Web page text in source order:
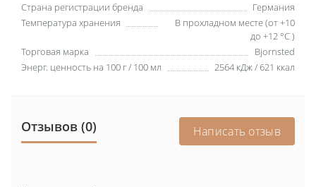
Страна регистрации бренда
Германия
Температура хранения
В прохладном месте (от +10
до +12 °C )
Торговая марка
Bjornsted
Энерг. ценность на 100 г / 100 мл
2564 кДж / 621 ккал
Отзывов (0) Написать отзыв